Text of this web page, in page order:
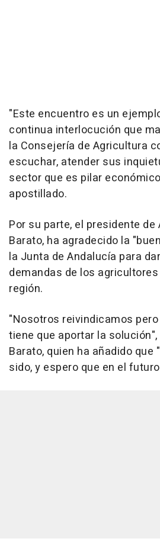
"Este encuentro es un
continua interlocución que
la Consejería de Agricultura
escuchar, atender sus
sector que es pilar
apostillado.
Por su parte, el presidente de
Barato, ha agradecido la
la Junta de Andalucía para
demandas de los
región.
"Nosotros reivindicamos
tiene que aportar la
Barato, quien ha añadido que
sido, y espero que en el